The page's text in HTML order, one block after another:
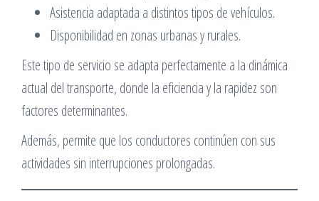
Asistencia adaptada a distintos tipos de vehículos.
Disponibilidad en zonas urbanas y rurales.
Este tipo de servicio se adapta perfectamente a la dinámica
actual del transporte, donde la eficiencia y la rapidez son
factores determinantes.
Además, permite que los conductores continúen con sus
actividades sin interrupciones prolongadas.